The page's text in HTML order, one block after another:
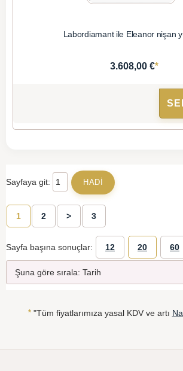
Labordiamant ile Eleanor nişan
3.608,00 €*
Sayfaya git:
1 2 > 3
Sayfa başına sonuçlar: 12 20 60
*"Tüm fiyatlarımıza yasal KDV ve artı